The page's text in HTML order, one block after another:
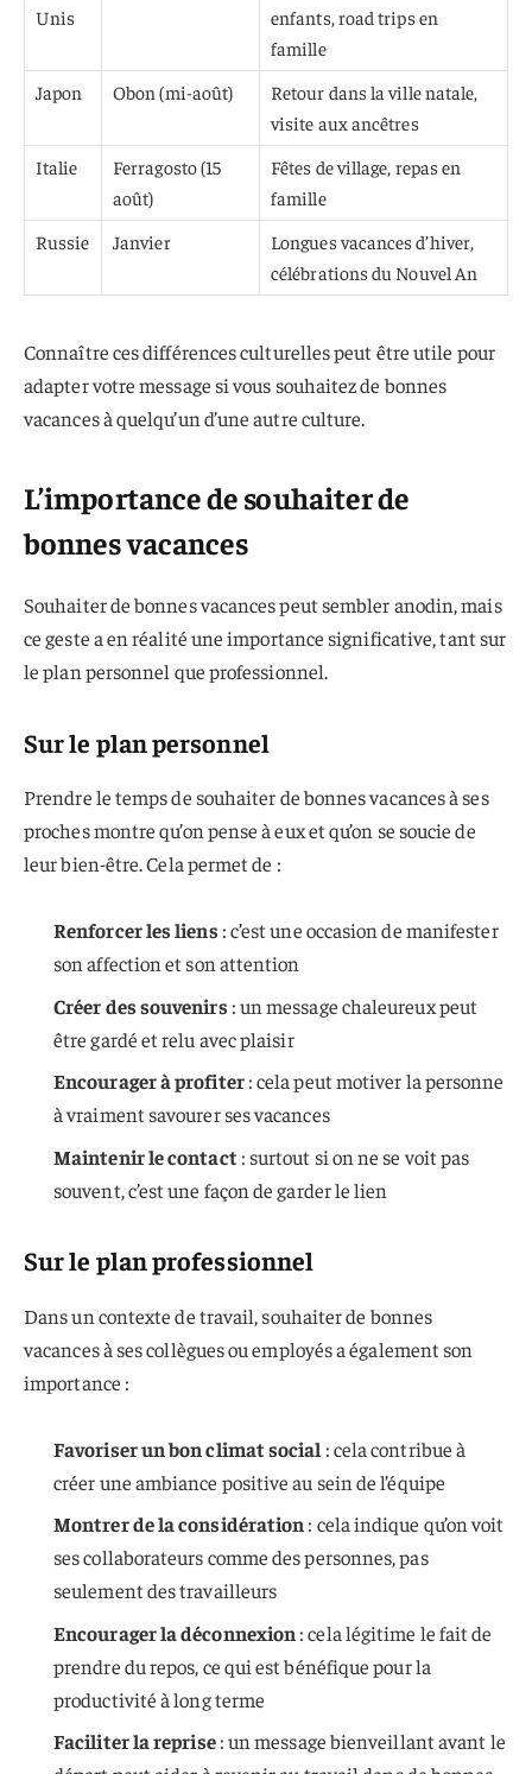
Unis
enfants, road trips en
famille
Japon
Obon (mi-août)
Retour dans la ville natale,
visite aux ancêtres
Italie
Ferragosto (15
août)
Fêtes de village, repas en
famille
Russie
Janvier
Longues vacances d’hiver,
célébrations du Nouvel An
Connaître ces différences culturelles peut être utile pour
adapter votre message si vous souhaitez de bonnes
vacances à quelqu’un d’une autre culture.
L’importance de souhaiter de
bonnes vacances
Souhaiter de bonnes vacances peut sembler anodin, mais
ce geste a en réalité une importance significative, tant sur
le plan personnel que professionnel.
Sur le plan personnel
Prendre le temps de souhaiter de bonnes vacances à ses
proches montre qu’on pense à eux et qu’on se soucie de
leur bien-être. Cela permet de :
Renforcer les liens : c’est une occasion de manifester
son affection et son attention
Créer des souvenirs : un message chaleureux peut
être gardé et relu avec plaisir
Encourager à profiter: cela peut motiver la personne
à vraiment savourer ses vacances
Maintenir le contact : surtout si on ne se voit pas
souvent, c’est une façon de garder le lien
Sur le plan professionnel
Dans un contexte de travail, souhaiter de bonnes
vacances à ses collègues ou employés a également son
importance :
Favoriser un bon climat social : cela contribue à
créer une ambiance positive au sein de l’équipe
Montrer de la considération : cela indique qu’on voit
ses collaborateurs comme des personnes, pas
seulement des travailleurs
Encourager la déconnexion : cela légitime le fait de
prendre du repos, ce qui est bénéfique pour la
productivité à long terme
Faciliter la reprise: un message bienveillant avant le